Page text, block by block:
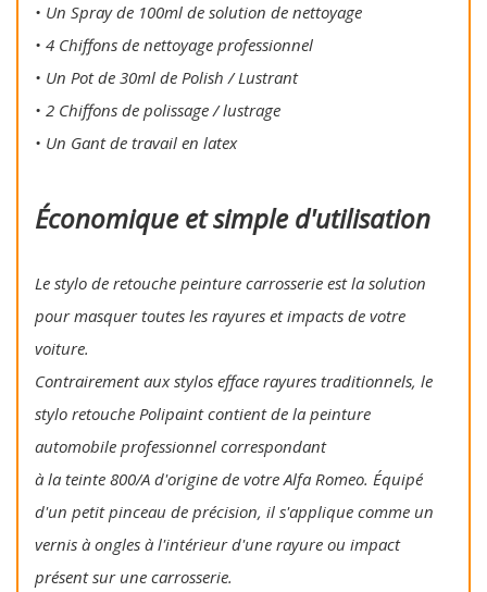
• Un Spray de 100ml de solution de nettoyage
• 4 Chiffons de nettoyage professionnel
• Un Pot de 30ml de Polish / Lustrant
• 2 Chiffons de polissage / lustrage
• Un Gant de travail en latex
Économique et simple d'utilisation
Le stylo de retouche peinture carrosserie est la solution
pour masquer toutes les rayures et impacts de votre
voiture.
Contrairement aux stylos efface rayures traditionnels, le
stylo retouche Polipaint contient de la peinture
automobile professionnel correspondant
à la teinte 800/A d'origine de votre Alfa Romeo. Équipé
d'un petit pinceau de précision, il s'applique comme un
vernis à ongles à l'intérieur d'une rayure ou impact
présent sur une carrosserie.